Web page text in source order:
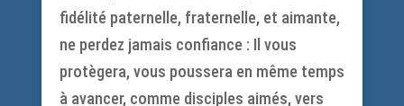
fidélité paternelle, fraternelle, et aimante,
ne perdez jamais confiance : Il vous
protègera, vous poussera en même temps
à avancer, comme disciples aimés, vers